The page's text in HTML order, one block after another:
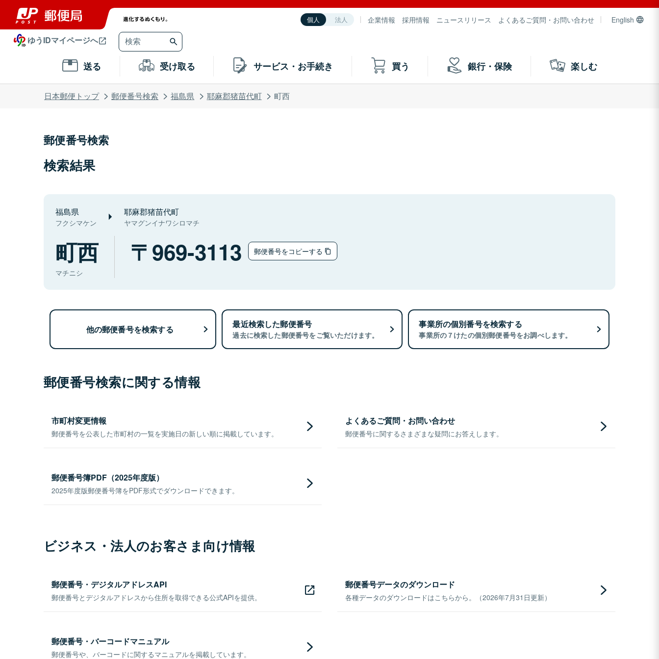
個人 法人 企業情報 採用情報 ニュースリリース よくあるご質問・お問い合わせ English
ゆうIDマイページへ
送る 受け取る サービス・お手続き 買う 銀行・保険 楽しむ
日本郵便トップ 郵便番号検索 福島県 耶麻郡猪苗代町 町西
郵便番号検索
検索結果
福島県
フクシマケン
耶麻郡猪苗代町
ヤマグンイナワシロマチ
町西
マチニシ
969-3113 郵便番号をコピーする
他の郵便番号を検索する 最近検索した郵便番号
過去に検索した郵便番号をご覧いただけます。
事業所の個別番号を検索する
事業所の７けたの個別郵便番号をお調べします。
郵便番号検索に関する情報
市町村変更情報
郵便番号を公表した市町村の一覧を実施日の新しい順に掲載しています。
よくあるご質問・お問い合わせ
郵便番号に関するさまざまな疑問にお答えします。
郵便番号簿PDF（2025年度版）
2025年度版郵便番号簿をPDF形式でダウンロードできます。
ビジネス・法人のお客さま向け情報
郵便番号・デジタルアドレスAPI
郵便番号とデジタルアドレスから住所を取得できる公式APIを提供。
郵便番号データのダウンロード
各種データのダウンロードはこちらから。（2026年7月31日更新）
郵便番号・バーコードマニュアル
郵便番号や、バーコードに関するマニュアルを掲載しています。